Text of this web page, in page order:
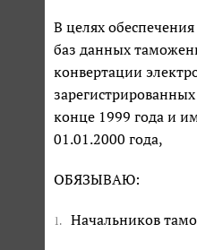
В целях
баз данных
конвертации
конце 1999 года и
01.01.2000 года,
ОБЯЗЫВАЮ:
1. Начальников